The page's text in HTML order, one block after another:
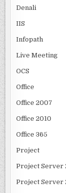
Denali
IIS
Infopath
Live Meeting
OCS
Office
Office 2007
Office 2010
Office 365
Project
Project Server
Project Server